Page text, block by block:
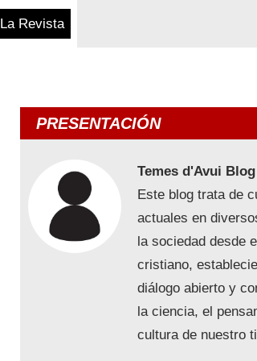
La Revista
PRESENTACIÓN
Temes d'Avui Blog
Este blog trata de
actuales en
la sociedad desde
cristiano,
diálogo abierto y
la ciencia, el
cultura de nuestro